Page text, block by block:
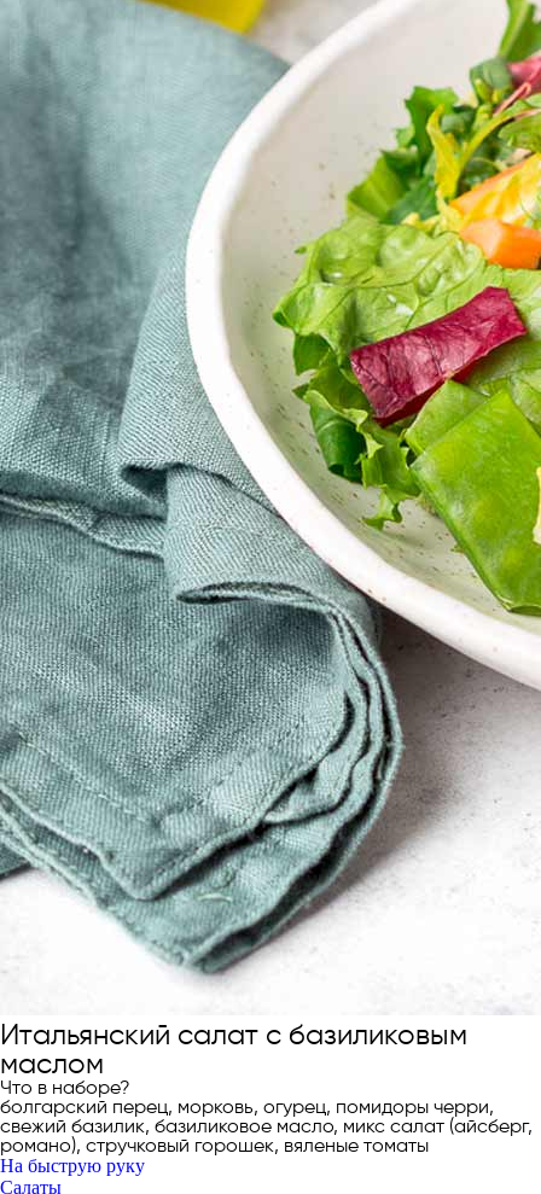
Итальянский салат с базиликовым
маслом
Что в наборе?
болгарский перец, морковь, огурец, помидоры черри,
свежий базилик, базиликовое масло, микс салат (айсберг,
романо), стручковый горошек, вяленые томаты
На быструю руку
Салаты